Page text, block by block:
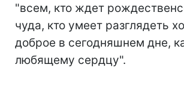
"всем, кто ждет
чуда, кто умеет разглядеть
доброе в сегодняшнем дне,
любящему сердцу".